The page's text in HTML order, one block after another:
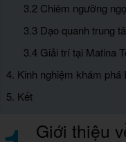
3.2 Chiêm ngưỡng
3.3 Dạo quanh trung
3.4 Giải trí tại Matina
4. Kinh nghiệm khám
5. Kết
Giới thiệu